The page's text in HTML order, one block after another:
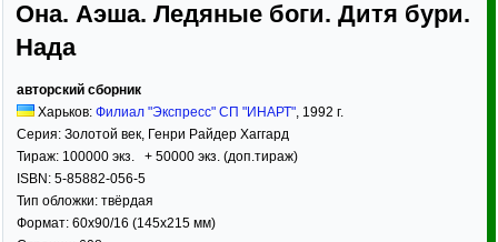
Она. Аэша. Ледяные боги. Дитя бури.
Нада
авторский сборник
Харьков: Филиал "Экспресс" СП "ИНАРТ", 1992 г.
Серия: Золотой век, Генри Райдер Хаггард
Тираж: 100000 экз. + 50000 экз. (доп.тираж)
ISBN: 5-85882-056-5
Тип обложки: твёрдая
Формат: 60x90/16 (145x215 мм)